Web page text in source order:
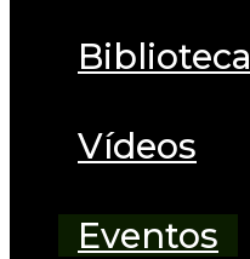
Biblioteca
Vídeos
Eventos